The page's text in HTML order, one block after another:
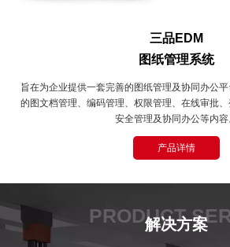
三品EDM
图纸管理系统
旨在为企业提供一套完善的图纸管理及协同办公
的图文档管理、编码管理、权限管理、在线审批
安全管理及协同办公等内容
产品详情
PRODUCT
解决方案